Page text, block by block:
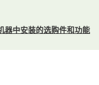
器中安装的选购件和功能